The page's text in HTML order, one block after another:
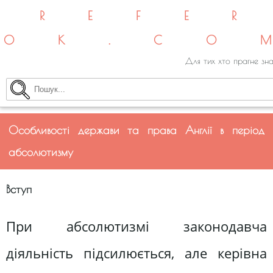
Для тих хто прагне
Особливості держави та права Англії в період
абсолютизму
Вступ
При абсолютизмі законодавча
діяльність підсилюється, але керівна